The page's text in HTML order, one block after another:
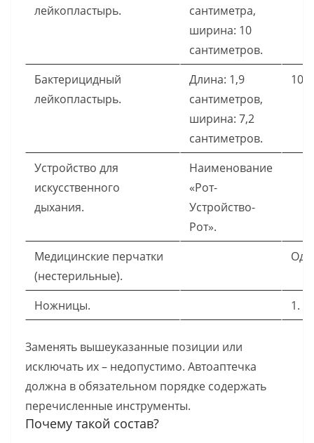
лейкопластырь.
сантиметра,
ширина: 10
сантиметров.
Бактерицидный
лейкопластырь.
Длина: 1,9
сантиметров,
ширина: 7,2
сантиметров.
10.
Устройство для
искусственного
дыхания.
Наименование
«Рот-
Устройство-
Рот».
Медицинские перчатки
(нестерильные).
Ножницы. 1.
Заменять вышеуказанные позиции или
исключать их – недопустимо. Автоаптечка
должна в обязательном порядке содержать
перечисленные инструменты.
Почему такой состав?